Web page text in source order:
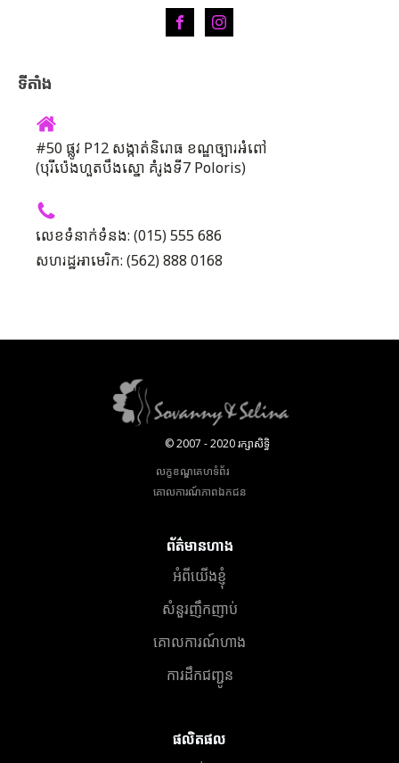
ទីតាំង
#50 ផ្លូវ P12 សង្កាត់និរោធ ខណ្ឌច្បារអំពៅ
(បុរីប៉េងហួតបឹងស្នោ គំរូងទី7 Poloris)
លេខទំនាក់ទំនង: (015) 555 686
សហរដ្ឋអាមេរិក: (562) 888 0168
© 2007 - 2020 រក្សាសិទ្ធិ
លក្ខខណ្ឌគេហទំព័រ
គោលការណ៍​ភាព​ឯកជន
ព័ត៌មានហាង
អំពីយើងខ្ញុំ
សំនួរញឹកញាប់
គោលការណ៍ហាង
ការដឹកជញ្ជូន
ផលិតផល